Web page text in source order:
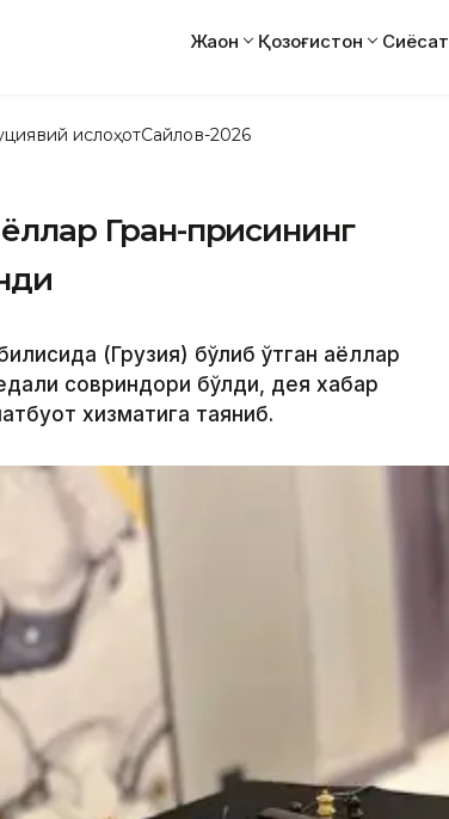
Жаҳон Қозоғистон Сиёсат
ислоҳотСайлов-2026
Гран-присининг
(Грузия) бўлиб ўтган аёллар
совриндори бўлди, дея хабар
хизматига таяниб.